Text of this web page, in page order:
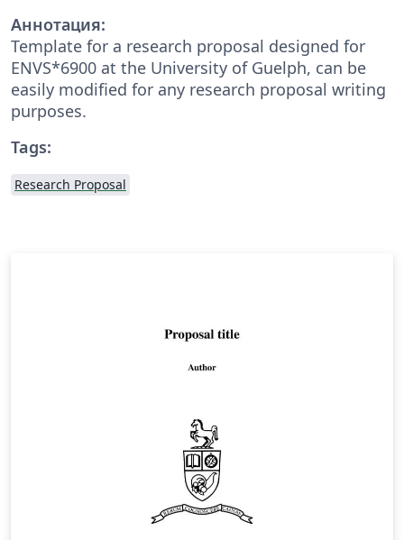
Аннотация:
Template for a research proposal designed for
ENVS*6900 at the University of Guelph, can be
easily modified for any research proposal writing
purposes.
Tags:
Research Proposal